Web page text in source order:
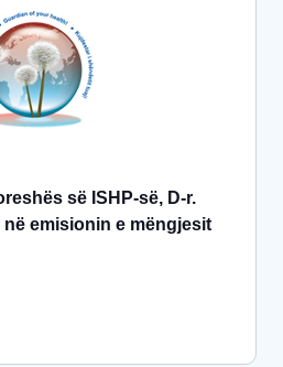
së ISHP-së, D-r.
emisionin e mëngjesit